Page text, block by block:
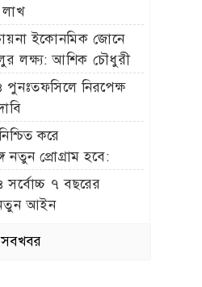
ইকোনমিক জোনে
লক্ষ্য: আশিক চৌধুরী
নিরপেক্ষ
করে
প্রোগ্রাম হবে:
৭ বছরের
নতুন আইন
সবখবর